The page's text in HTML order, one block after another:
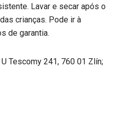
Lavar e secar após o
crianças. Pode ir à
de garantia.
U Tescomy 241, 760 01 Zlín;